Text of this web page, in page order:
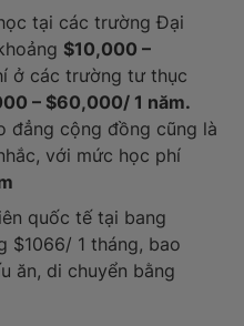
tại các trường Đại
$10,000 –
ở các trường tư thục
– $60,000/ 1 năm.
đẳng cộng đồng cũng là
với mức học phí
quốc tế tại bang
$1066/ 1 tháng, bao
ăn, di chuyển bằng